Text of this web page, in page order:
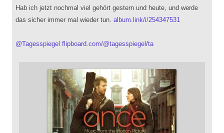
Hab ich jetzt nochmal viel gehört gestern und heute, und werde
das sicher immer mal wieder tun. album.link/i/254347531
@Tagesspiegel flipboard.com/@tagesspiegel/ta